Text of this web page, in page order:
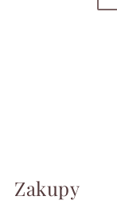
Zakupy